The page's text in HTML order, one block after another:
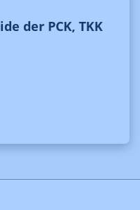
der PCK, TKK